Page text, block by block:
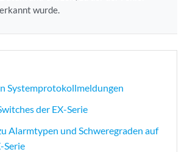
erkannt wurde.
Systemprotokollmeldungen
der EX-Serie
Alarmtypen und Schweregraden auf
Serie